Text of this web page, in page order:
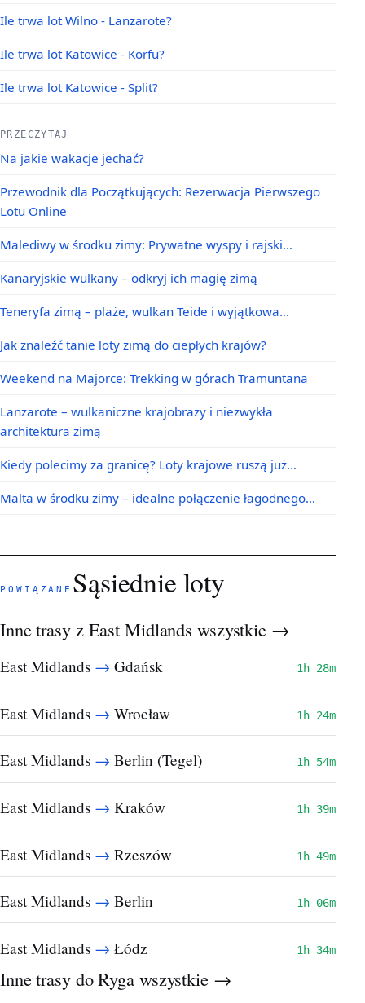
Ile trwa lot Wilno - Lanzarote?
Ile trwa lot Katowice - Korfu?
Ile trwa lot Katowice - Split?
PRZECZYTAJ
Na jakie wakacje jechać?
Przewodnik dla Początkujących: Rezerwacja Pierwszego
Lotu Online
Malediwy w środku zimy: Prywatne wyspy i rajski…
Kanaryjskie wulkany – odkryj ich magię zimą
Teneryfa zimą – plaże, wulkan Teide i wyjątkowa…
Jak znaleźć tanie loty zimą do ciepłych krajów?
Weekend na Majorce: Trekking w górach Tramuntana
Lanzarote – wulkaniczne krajobrazy i niezwykła
architektura zimą
Kiedy polecimy za granicę? Loty krajowe ruszą już…
Malta w środku zimy – idealne połączenie łagodnego…
POWIĄZANE Sąsiednie loty
Inne trasy z East Midlands wszystkie →
East Midlands → Gdańsk 1h 28m
East Midlands → Wrocław 1h 24m
East Midlands → Berlin (Tegel) 1h 54m
East Midlands → Kraków 1h 39m
East Midlands → Rzeszów 1h 49m
East Midlands → Berlin 1h 06m
East Midlands → Łódz 1h 34m
Inne trasy do Rygawszystkie →